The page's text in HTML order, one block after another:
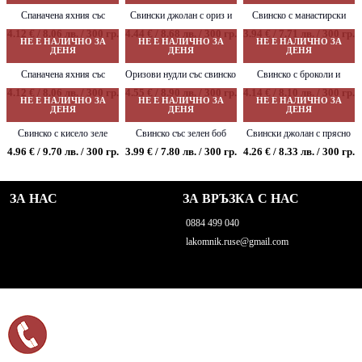
Спаначена яхния със
свински джолан
4.12 € / 8.06 лв. / 300 гр.
Свински джолан с ориз и
гъби
4.44 € / 8.68 лв. / 300 гр.
Свинско с манастирски
гювеч
3.94 € / 7.71 лв. / 300 гр.
НЕ Е НАЛИЧНО ЗА
ДЕНЯ
Спаначена яхния със
свинско месо
4.12 € / 8.06 лв. / 300 гр.
НЕ Е НАЛИЧНО ЗА
ДЕНЯ
Оризови нудли със свинско
и зеленчуци
4.55 € / 8.90 лв. / 300 гр.
НЕ Е НАЛИЧНО ЗА
ДЕНЯ
Свинско с броколи и
сметана
4.14 € / 8.10 лв. / 300 гр.
НЕ Е НАЛИЧНО ЗА
ДЕНЯ
Свинско с кисело зеле
4.96 € / 9.70 лв. / 300 гр.
НЕ Е НАЛИЧНО ЗА
ДЕНЯ
Свинско със зелен боб
3.99 € / 7.80 лв. / 300 гр.
НЕ Е НАЛИЧНО ЗА
ДЕНЯ
Свински джолан с прясно
зеле на фурна
4.26 € / 8.33 лв. / 300 гр.
ЗА НАС ЗА ВРЪЗКА С НАС
0884 499 040
lakomnik.ruse@gmail.com